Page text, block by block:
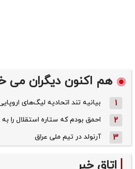
هم اکنون دیگران می
1 بیانیه تند اتحادیه لیگ‌های
2 احمق بودم که ستاره استقلال را
3 آرنولد در تیم ملی عراق
اتاق خبر